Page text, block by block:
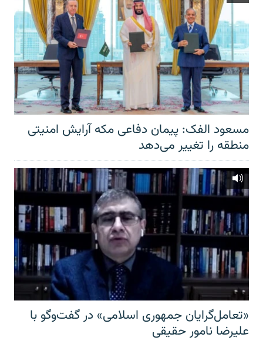
مسعود الفک: پیمان دفاعی مکه آرایش امنیتی
منطقه را تغییر می‌دهد
«تعامل‌گرایان جمهوری اسلامی» در گفت‌وگو با
علیرضا نامور حقیقی